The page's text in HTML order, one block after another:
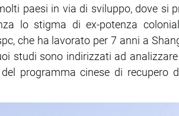
paesi in via di sviluppo, dove si
lo stigma di ex-potenza
che ha lavorato per 7 anni a
studi sono indirizzati ad
programma cinese di recupero